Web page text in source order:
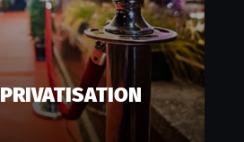
PRIVATISATION